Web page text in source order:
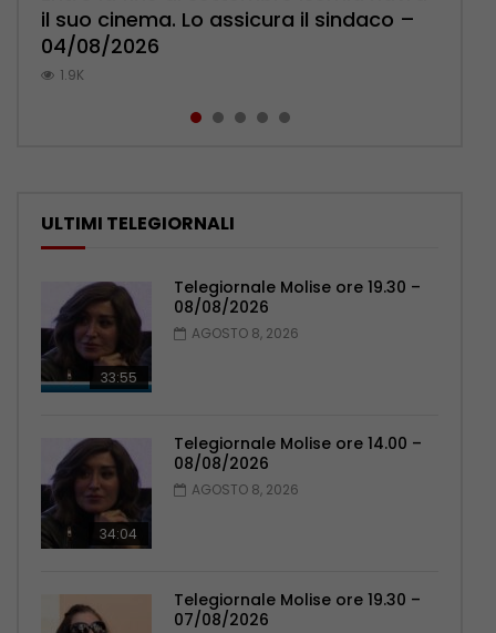
il suo cinema. Lo assicura il sindaco –
04/08/2026
1.9K
cittadini: ‘Abbiamo paura per i ragazzi’
– 07/08/2026
1.2K
l’ambulatorio per curare l’osteoporosi
– 06/08/2026
1.1K
Pensionati: più relazioni e servizi di
prossimità – 04/08/2026
1.1K
Municipale evita il peggio – 07/08/2026
1K
ULTIMI TELEGIORNALI
33:55
Telegiornale Molise ore 19.30 –
08/08/2026
AGOSTO 8, 2026
34:04
Telegiornale Molise ore 14.00 –
08/08/2026
AGOSTO 8, 2026
Telegiornale Molise ore 19.30 –
07/08/2026